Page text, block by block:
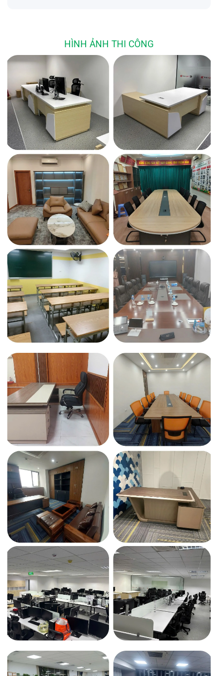
nhất chỉ có tại Nội Thất SG
Giá thành phù hợp với chất lượng, bảo hành sau bán
Số lượng hàng có sẵn giao ngay trong ngày. Đối với
sản phẩm làm theo yêu cầu thời gian sản xuất 2-3 ngày
sau khi nhận đặt cọc.
Hướng dẫn sử dụng và lắp đặt tại nhà cho quý khách
mua lẻ ở xa.
Tư vấn thiết kế và setup văn phòng miễn phí.
Đội ngũ nhân viên tư vấn nhiệt tình, tận tâm.
HÌNH ẢNH THI CÔNG